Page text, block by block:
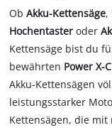
ObAkku-Kettensäge,
Hochentasteroder
Kettensäge bist du
bewährten Power X-
Akku-Kettensägen
leistungsstarker
Kettensägen, die mit